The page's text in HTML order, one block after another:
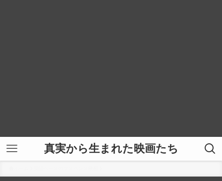
真実から生まれた映画たち